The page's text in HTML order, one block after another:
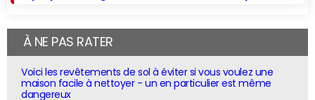
À NE PAS RATER
Voici les revêtements de sol à éviter si vous voulez une
maison facile à nettoyer - un en particulier est même
dangereux